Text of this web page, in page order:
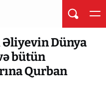
Dünya
bütün
Qurban